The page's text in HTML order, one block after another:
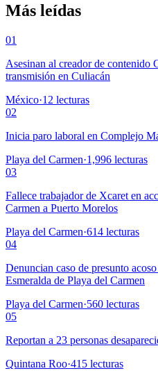
Más leídas
01
Asesinan al creador de contenido
transmisión en Culiacán
México·12 lecturas
02
Inicia paro laboral en Complejo
Playa del Carmen·1,996 lecturas
03
Fallece trabajador de Xcaret en
Carmen a Puerto Morelos
Playa del Carmen·614 lecturas
04
Denuncian caso de presunto
Esmeralda de Playa del Carmen
Playa del Carmen·560 lecturas
05
Reportan a 23 personas
Quintana Roo·415 lecturas